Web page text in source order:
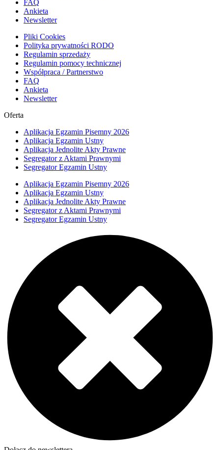
FAQ
Ankieta
Newsletter
Pliki Cookies
Polityka prywatności RODO
Regulamin sprzedaży
Regulamin pomocy technicznej
Współpraca / Partnerstwo
FAQ
Ankieta
Newsletter
Oferta
Aplikacja Egzamin Pisemny 2026
Aplikacja Egzamin Ustny
Aplikacja Jednolite Akty Prawne
Segregator z Aktami Prawnymi
Segregator Egzamin Ustny
Aplikacja Egzamin Pisemny 2026
Aplikacja Egzamin Ustny
Aplikacja Jednolite Akty Prawne
Segregator z Aktami Prawnymi
Segregator Egzamin Ustny